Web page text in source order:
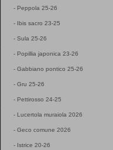
- Peppola 25-26
- Ibis sacro 23-25
- Sula 25-26
- Popillia japonica 23-26
- Gabbiano pontico 25-26
- Gru 25-26
- Pettirosso 24-25
- Lucertola muraiola 2026
- Geco comune 2026
- Istrice 20-26